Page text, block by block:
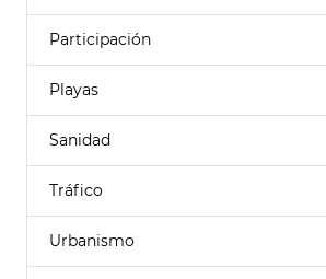
Participación
Playas
Sanidad
Tráfico
Urbanismo